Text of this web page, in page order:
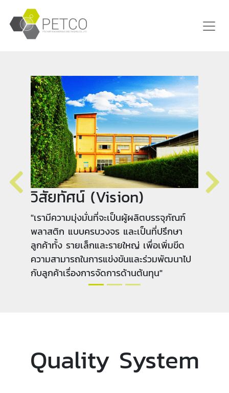
พันธกิจ (Mission)
"มุ่งมั่นพัฒนาให้เป็นผู้ผลิตบรรจุภัณฑ์
พลาสติก แบบครบวงจรที่มีทั้งคุณภาพและ
ต้นทุนที่แข่งขันได้ ตลอดจนการนำเทคโนโลยี
และนวัตกรรมใหม่ๆ เข้ามาพัฒนาการผลิตและ
ศักยภาพของบุคลากร เพื่อที่จะเป็นแรงผลัก
ดันให้องค์กรบรรลุสู่เป้าหมาย"
Quality System